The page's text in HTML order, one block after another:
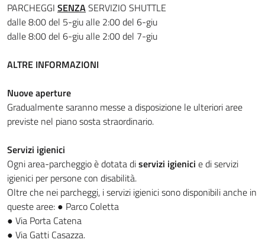
PARCHEGGI SENZASERVIZIO SHUTTLE
dalle 8:00 del 5-giu alle 2:00 del 6-giu
dalle 8:00 del 6-giu alle 2:00 del 7-giu
ALTRE INFORMAZIONI
Nuove aperture
Gradualmente saranno messe a disposizione le ulteriori aree
previste nel piano sosta straordinario.
Servizi igienici
Ogni area-parcheggio è dotata diservizi igienici e di servizi
igienici per persone con disabilità.
Oltre che nei parcheggi, i servizi igienici sono disponibili anche in
queste aree: ● Parco Coletta
● Via Porta Catena
● Via Gatti Casazza.